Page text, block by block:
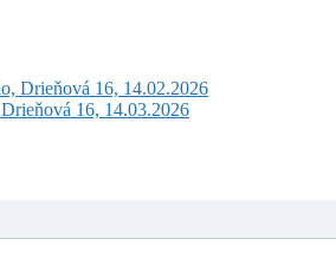
Drieňová 16, 14.02.2026
16, 14.03.2026